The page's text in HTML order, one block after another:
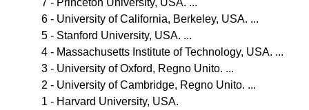
6 - University of California, Berkeley, USA. ...
5 - Stanford University, USA. ...
4 - Massachusetts Institute of Technology, USA. ...
3 - University of Oxford, Regno Unito. ...
2 - University of Cambridge, Regno Unito. ...
1 - Harvard University, USA.